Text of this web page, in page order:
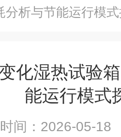
分析与节能运行模
化湿热试验
能运行模式
时间：2026-05-